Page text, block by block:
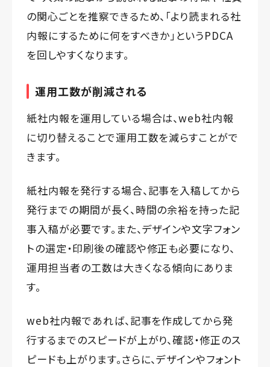
の関心ごとを推察できるため、「より読まれる社
内報にするために何をすべきか」というPDCA
を回しやすくなります。
運用工数が削減される
紙社内報を運用している場合は、web社内報
に切り替えることで運用工数を減らすことがで
きます。
紙社内報を発行する場合、記事を入稿してから
発行までの期間が長く、時間の余裕を持った記
事入稿が必要です。また、デザインや文字フォン
トの選定・印刷後の確認や修正も必要になり、
運用担当者の工数は大きくなる傾向にありま
す。
web社内報であれば、記事を作成してから発
行するまでのスピードが上がり、確認・修正のス
ピードも上がります。さらに、デザインやフォント